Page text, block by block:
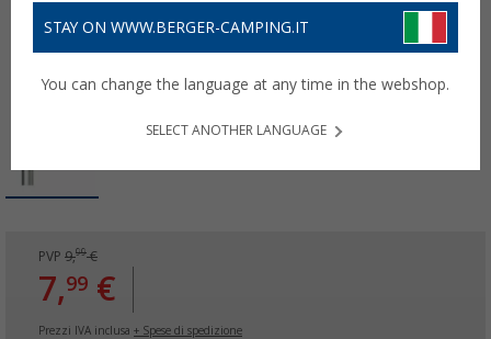
PVP 9,99€
7,99 €
Prezzi IVA inclusa + Spese di spedizione
STAY ON WWW.BERGER-CAMPING.IT
You can change the language at any time in the webshop.
SELECT ANOTHER LANGUAGE